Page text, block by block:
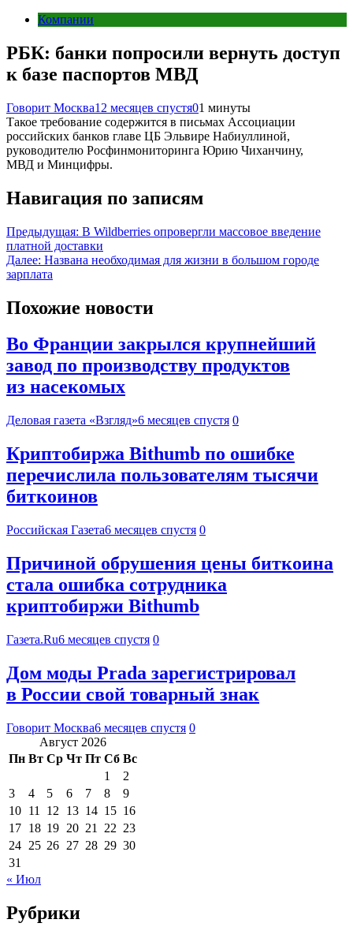
Компании
РБК: банки попросили вернуть доступ
к базе паспортов МВД
Говорит Москва12 месяцев спустя01 минуты
Такое требование содержится в письмах Ассоциации
российских банков главе ЦБ Эльвире Набиуллиной,
руководителю Росфинмониторинга Юрию Чиханчину,
МВД и Минцифры.
Навигация по записям
Предыдущая: В Wildberries опровергли массовое введение
платной доставки
Далее: Названа необходимая для жизни в большом городе
зарплата
Похожие новости
Во Франции закрылся крупнейший
завод по производству продуктов
из насекомых
Деловая газета «Взгляд»6 месяцев спустя 0
Криптобиржа Bithumb по ошибке
перечислила пользователям тысячи
биткоинов
Российская Газета6 месяцев спустя 0
Причиной обрушения цены биткоина
стала ошибка сотрудника
криптобиржи Bithumb
Газета.Ru6 месяцев спустя 0
Дом моды Prada зарегистрировал
в России свой товарный знак
Говорит Москва6 месяцев спустя 0
Август 2026
Пн Вт Ср Чт Пт Сб Вс
1
2
3
4 5 6 7 8
9
10 11 12 13 14 15 16
17 18 19 20 21 22 23
24 25 26 27 28 29 30
31
« Июл
Рубрики